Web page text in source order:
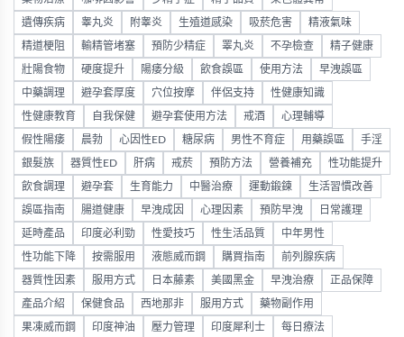
遺傳疾病 睾丸炎 附睾炎 生殖道感染 吸菸危害 精液氣味
精道梗阻 輸精管堵塞 預防少精症 睪丸炎 不孕檢查 精子健康
壯陽食物 硬度提升 陽痿分級 飲食誤區 使用方法 早洩誤區
中藥調理 避孕套厚度 穴位按摩 伴侶支持 性健康知識
性健康教育 自我保健 避孕套使用方法 戒酒 心理輔導
假性陽痿 晨勃 心因性ED 糖尿病 男性不育症 用藥誤區 手淫
銀髮族 器質性ED 肝病 戒菸 預防方法 營養補充 性功能提升
飲食調理 避孕套 生育能力 中醫治療 運動鍛鍊 生活習慣改善
誤區指南 腸道健康 早洩成因 心理因素 預防早洩 日常護理
延時產品 印度必利勁 性愛技巧 性生活品質 中年男性
性功能下降 按需服用 液態威而鋼 購買指南 前列腺疾病
器質性因素 服用方式 日本藤素 美國黑金 早洩治療 正品保障
產品介紹 保健食品 西地那非 服用方式 藥物副作用
果凍威而鋼 印度神油 壓力管理 印度犀利士 每日療法